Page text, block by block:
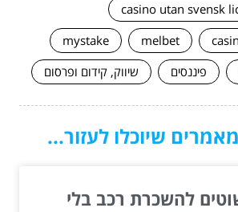
casino utan svensk
melbet
mystake
פיננסים שיווק, קידום ופרסום
שיוכלו לעזור...
להשכרת רכב בלי